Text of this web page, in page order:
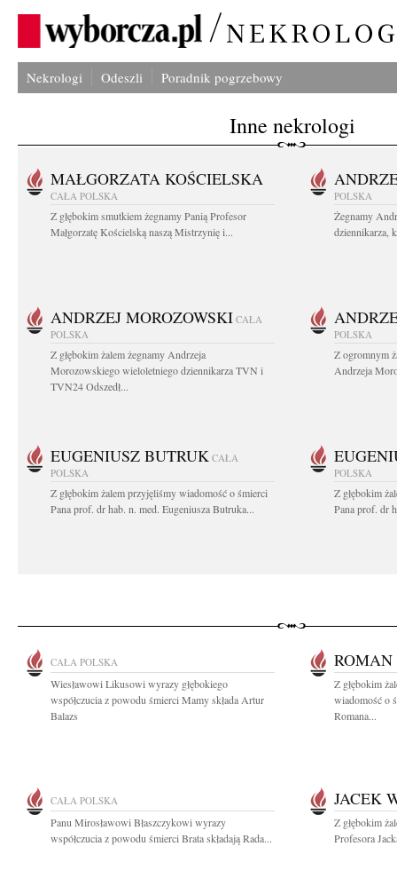
Nekrologi Odeszli Poradnik pogrzebowy
Inne nekrologi
MAŁGORZATA KOŚCIELSKA
CAŁA POLSKA
Z głębokim smutkiem żegnamy Panią Profesor
Małgorzatę Kościelską naszą Mistrzynię i...
POLSKA
Żegnamy
dziennikarza,
ANDRZEJ MOROZOWSKI CAŁA
POLSKA
Z głębokim żalem żegnamy Andrzeja
Morozowskiego wieloletniego dziennikarza TVN i
TVN24 Odszedł...
POLSKA
Z ogromnym
Andrzeja
EUGENIUSZ BUTRUK CAŁA
POLSKA
Z głębokim żalem przyjęliśmy wiadomość o śmierci
Pana prof. dr hab. n. med. Eugeniusza Butruka...
POLSKA
Z głębokim
Pana prof. dr
CAŁA POLSKA
Wiesławowi Likusowi wyrazy głębokiego
współczucia z powodu śmierci Mamy składa Artur
Balazs
Z głębokim
wiadomość o
Romana...
CAŁA POLSKA
Panu Mirosławowi Błaszczykowi wyrazy
współczucia z powodu śmierci Brata składają Rada...
JACEK
Z głębokim
Profesora